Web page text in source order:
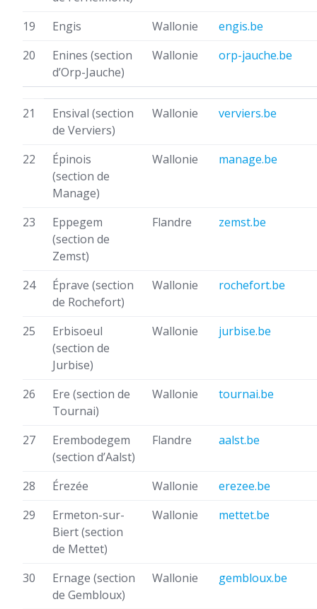
19
Engis Wallonie
engis.be
20
Enines (section
d’Orp-Jauche)
Wallonie orp-jauche.be
21 Ensival (section
de Verviers)
Wallonie verviers.be
22
Épinois
(section de
Manage)
Wallonie manage.be
23
Eppegem
(section de
Zemst)
Flandre zemst.be
24 Éprave (section
de Rochefort)
Wallonie rochefort.be
25
Erbisoeul
(section de
Jurbise)
Wallonie jurbise.be
26 Ere (section de
Tournai)
Wallonie tournai.be
27
Erembodegem
(section d’Aalst)
Flandre aalst.be
28 Érezée Wallonie
erezee.be
29
Ermeton-sur-
Biert(section
de Mettet)
Wallonie mettet.be
30 Ernage (section
de Gembloux)
Wallonie gembloux.be